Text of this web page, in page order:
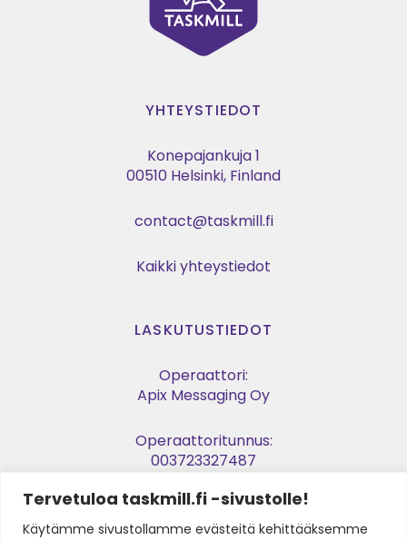
Tervetuloa taskmill.fi -sivustolle!
Käytämme sivustollamme evästeitä kehittääksemme
YHTEYSTIEDOT
Konepajankuja 1
00510 Helsinki, Finland
contact@taskmill.fi
Kaikki yhteystiedot
LASKUTUSTIEDOT
Operaattori:
Apix Messaging Oy
Operaattoritunnus:
003723327487
Verkkolaskuosoite:
003729053974